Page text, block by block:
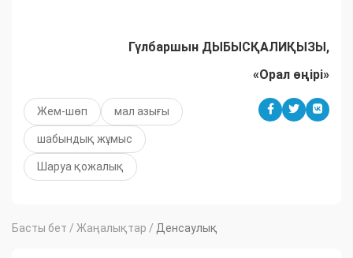
Гүлбаршын ДЫБЫСҚАЛИҚЫЗЫ,
«Орал өңірі»
Жем-шөп мал азығы
шабындық жұмыс
Шаруа қожалық
Басты бет / Жаңалықтар / Денсаулық